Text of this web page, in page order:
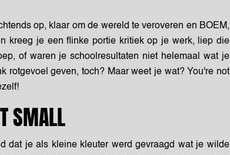
op, klaar om de wereld te veroveren en BOEM,
kreeg je een flinke portie kritiek op je werk, liep die
of waren je schoolresultaten niet helemaal wat je
rotgevoel geven, toch? Maar weet je wat? You're not
SMALL
dat je als kleine kleuter werd gevraagd wat je wilde